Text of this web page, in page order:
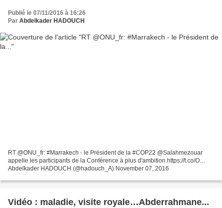
Publié le 07/11/2016 à 16:26
Par Abdelkader HADOUCH
RT @ONU_fr: #Marrakech - le Président de la #COP22 @Salahmezouar
appelle les participants de la Conférence à plus d'ambition https://t.co/O…
Abdelkader HADOUCH (@hadouch_A) November 07, 2016
Vidéo : maladie, visite royale…Abderrahmane...